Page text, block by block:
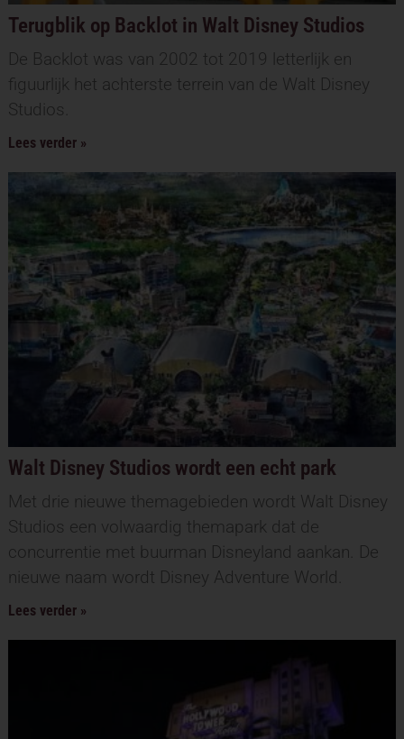
Terugblik op Backlot in Walt Disney Studios
De Backlot was van 2002 tot 2019 letterlijk en
figuurlijk het achterste terrein van de Walt Disney
Studios.
Lees verder »
Walt Disney Studios wordt een echt park
Met drie nieuwe themagebieden wordt Walt Disney
Studios een volwaardig themapark dat de
concurrentie met buurman Disneyland aankan. De
nieuwe naam wordt Disney Adventure World.
Lees verder »